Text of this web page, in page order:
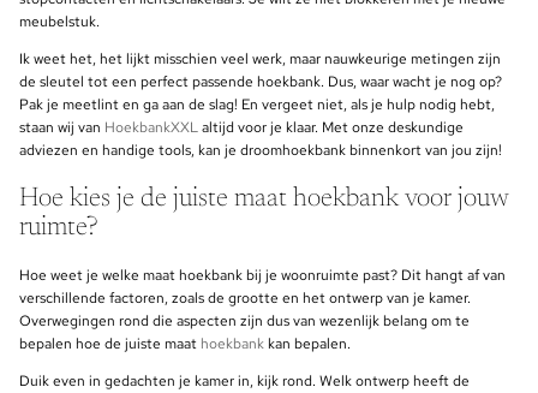
meubelstuk.
Ik weet het, het lijkt misschien veel werk, maar nauwkeurige metingen zijn
de sleutel tot een perfect passende hoekbank. Dus, waar wacht je nog op?
Pak je meetlint en ga aan de slag! En vergeet niet, als je hulp nodig hebt,
staan wij van HoekbankXXLaltijd voor je klaar. Met onze deskundige
adviezen en handige tools, kan je droomhoekbank binnenkort van jou zijn!
Hoe kies je de juiste maat hoekbank voor jouw
ruimte?
Hoe weet je welke maat hoekbank bij je woonruimte past? Dit hangt af van
verschillende factoren, zoals de grootte en het ontwerp van je kamer.
Overwegingen rond die aspecten zijn dus van wezenlijk belang om te
bepalen hoe de juiste maat hoekbankkan bepalen.
Duik even in gedachten je kamer in, kijk rond. Welk ontwerp heeft de